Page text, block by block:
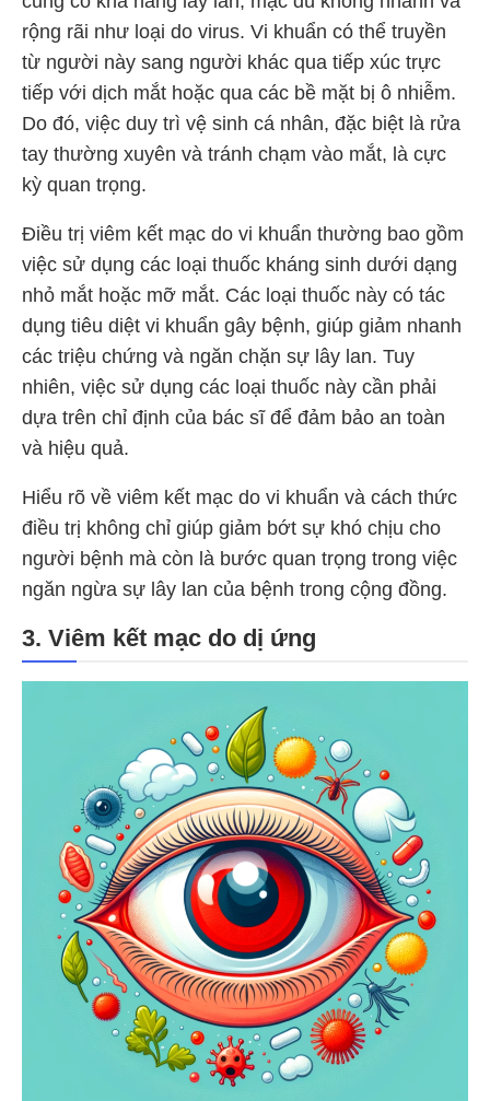
rộng rãi như loại do virus. Vi khuẩn có thể truyền
từ người này sang người khác qua tiếp xúc trực
tiếp với dịch mắt hoặc qua các bề mặt bị ô nhiễm.
Do đó, việc duy trì vệ sinh cá nhân, đặc biệt là rửa
tay thường xuyên và tránh chạm vào mắt, là cực
kỳ quan trọng.
Điều trị viêm kết mạc do vi khuẩn thường bao gồm
việc sử dụng các loại thuốc kháng sinh dưới dạng
nhỏ mắt hoặc mỡ mắt. Các loại thuốc này có tác
dụng tiêu diệt vi khuẩn gây bệnh, giúp giảm nhanh
các triệu chứng và ngăn chặn sự lây lan. Tuy
nhiên, việc sử dụng các loại thuốc này cần phải
dựa trên chỉ định của bác sĩ để đảm bảo an toàn
và hiệu quả.
Hiểu rõ về viêm kết mạc do vi khuẩn và cách thức
điều trị không chỉ giúp giảm bớt sự khó chịu cho
người bệnh mà còn là bước quan trọng trong việc
ngăn ngừa sự lây lan của bệnh trong cộng đồng.
3. Viêm kết mạc do dị ứng